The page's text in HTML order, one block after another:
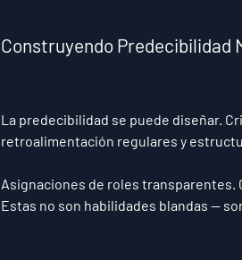
Construyendo Predecibilidad
La predecibilidad se puede diseñar.
retroalimentación regulares y
Asignaciones de roles
Estas no son habilidades blandas —